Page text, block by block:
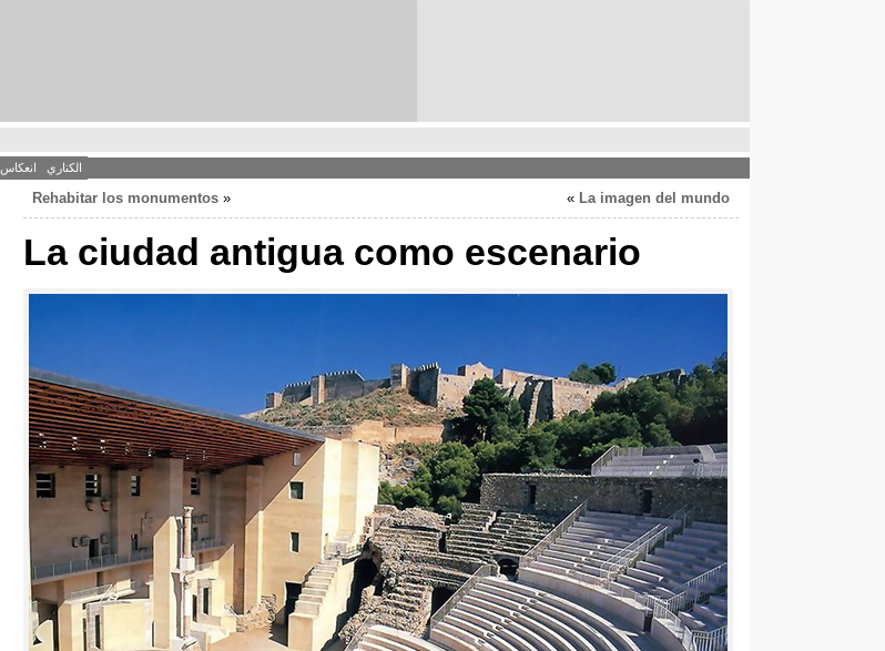
انعكاس الكناري
«
Rehabitar los monumentos La imagen del mundo
»
La ciudad antigua como escenario